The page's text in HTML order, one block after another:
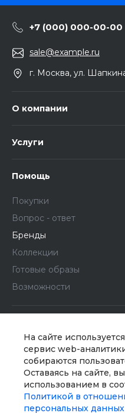
На сайте
сервис web-
собираются
Оставаясь на сайте,
использованием в
Политикой в
персональных данных
+7 (000) 000-00-00
sale@example.ru
г. Москва, ул.
О компании
Услуги
Помощь
Покупки
Вопрос - ответ
Бренды
Коллекции
Готовые образы
Возможности
Мы в